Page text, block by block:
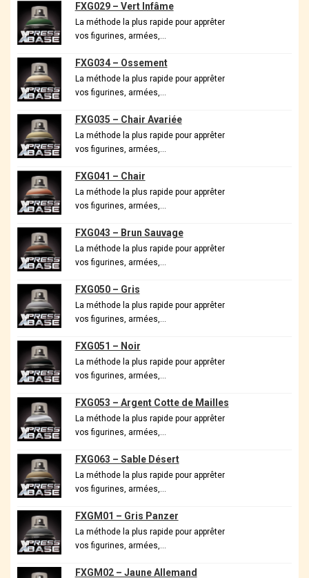
FXG029 – Vert Infâme
La méthode la plus rapide pour apprêter
vos figurines, armées,…
FXG034 – Ossement
La méthode la plus rapide pour apprêter
vos figurines, armées,…
FXG035 – Chair Avariée
La méthode la plus rapide pour apprêter
vos figurines, armées,…
FXG041 – Chair
La méthode la plus rapide pour apprêter
vos figurines, armées,…
FXG043 – Brun Sauvage
La méthode la plus rapide pour apprêter
vos figurines, armées,…
FXG050 – Gris
La méthode la plus rapide pour apprêter
vos figurines, armées,…
FXG051 – Noir
La méthode la plus rapide pour apprêter
vos figurines, armées,…
FXG053 – Argent Cotte de Mailles
La méthode la plus rapide pour apprêter
vos figurines, armées,…
FXG063 – Sable Désert
La méthode la plus rapide pour apprêter
vos figurines, armées,…
FXGM01 – Gris Panzer
La méthode la plus rapide pour apprêter
vos figurines, armées,…
FXGM02 – Jaune Allemand